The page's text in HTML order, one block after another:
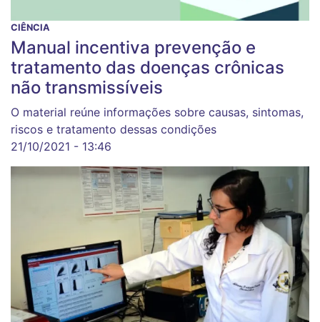
CIÊNCIA
Manual incentiva prevenção e
tratamento das doenças crônicas
não transmissíveis
O material reúne informações sobre causas, sintomas,
riscos e tratamento dessas condições
21/10/2021 - 13:46